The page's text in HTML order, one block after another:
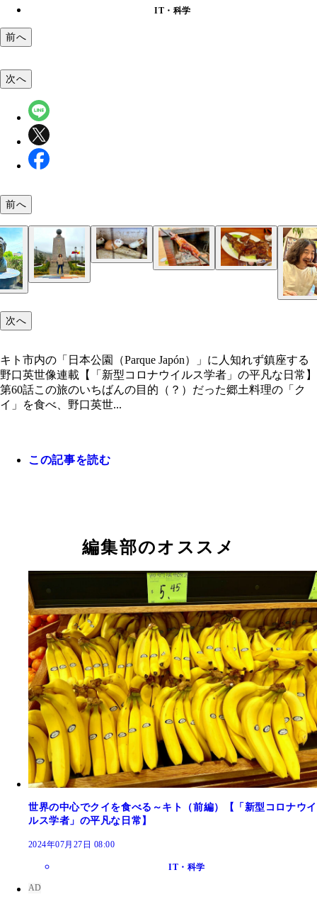
IT・科学
前へ
する野口英世像
「ミッター・デル・ムンド（Mitad del Mundo）」
訳すると「世界の中心」。向かって左が南半球、
半球
クイ。これが……
ハポン通り
いうくらい、髪型が同じだった
お気に入りになったエクアドル産のビール
次へ
前へ
次へ
キト市内の「日本公園（Parque Japón）」に人知れず鎮座する
野口英世像連載【「新型コロナウイルス学者」の平凡な日常】
第60話この旅のいちばんの目的（？）だった郷土料理の「ク
イ」を食べ、野口英世...
この記事を読む
編集部のオススメ
世界の中心でクイを食べる～キト（前編）【「新型コロナウイ
ルス学者」の平凡な日常】
2024年07月27日 08:00
IT・科学